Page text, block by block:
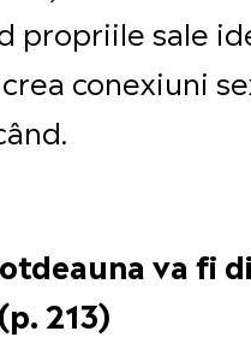
propriile sale
conexiuni
va fi
213)